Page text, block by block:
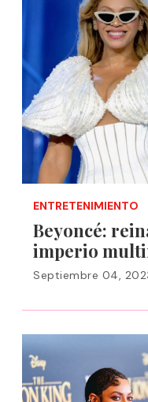
ENTRETENIMIENTO
Beyoncé:
imperio
Septiembre 04,